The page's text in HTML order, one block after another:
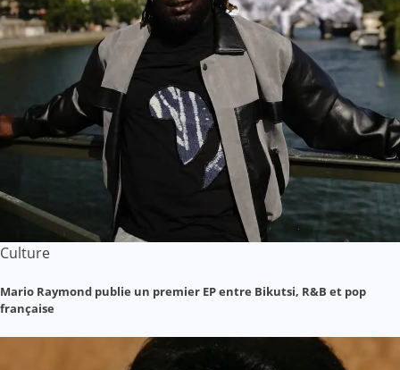
Culture
Mario Raymond publie un premier EP entre Bikutsi, R&B et pop
française